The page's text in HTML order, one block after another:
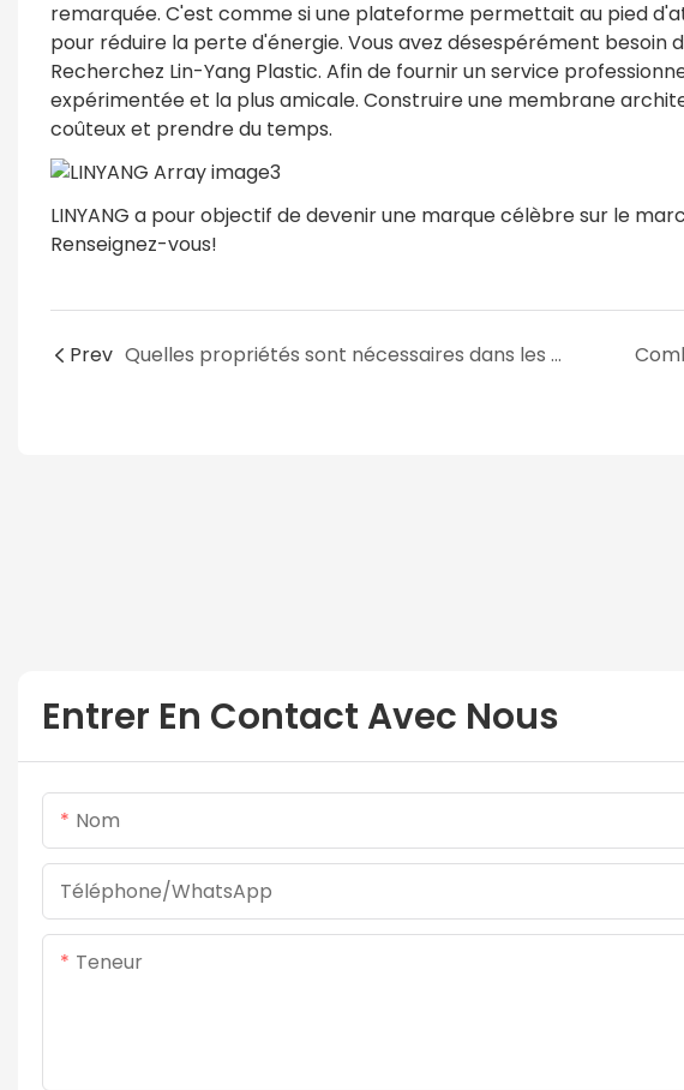
remarquée. C'est comme si une plateforme permettait au pied
pour réduire la perte d'énergie. Vous avez désespérément besoin
Recherchez Lin-Yang Plastic. Afin de fournir un service
expérimentée et la plus amicale. Construire une membrane
coûteux et prendre du temps.
LINYANG a pour objectif de devenir une marque célèbre sur le
Renseignez-vous!
Prev Quelles propriétés sont nécessaires dans les matières premières du film PVC transparent ?
Entrer En Contact Avec Nous
Nom
Téléphone/WhatsApp
Teneur